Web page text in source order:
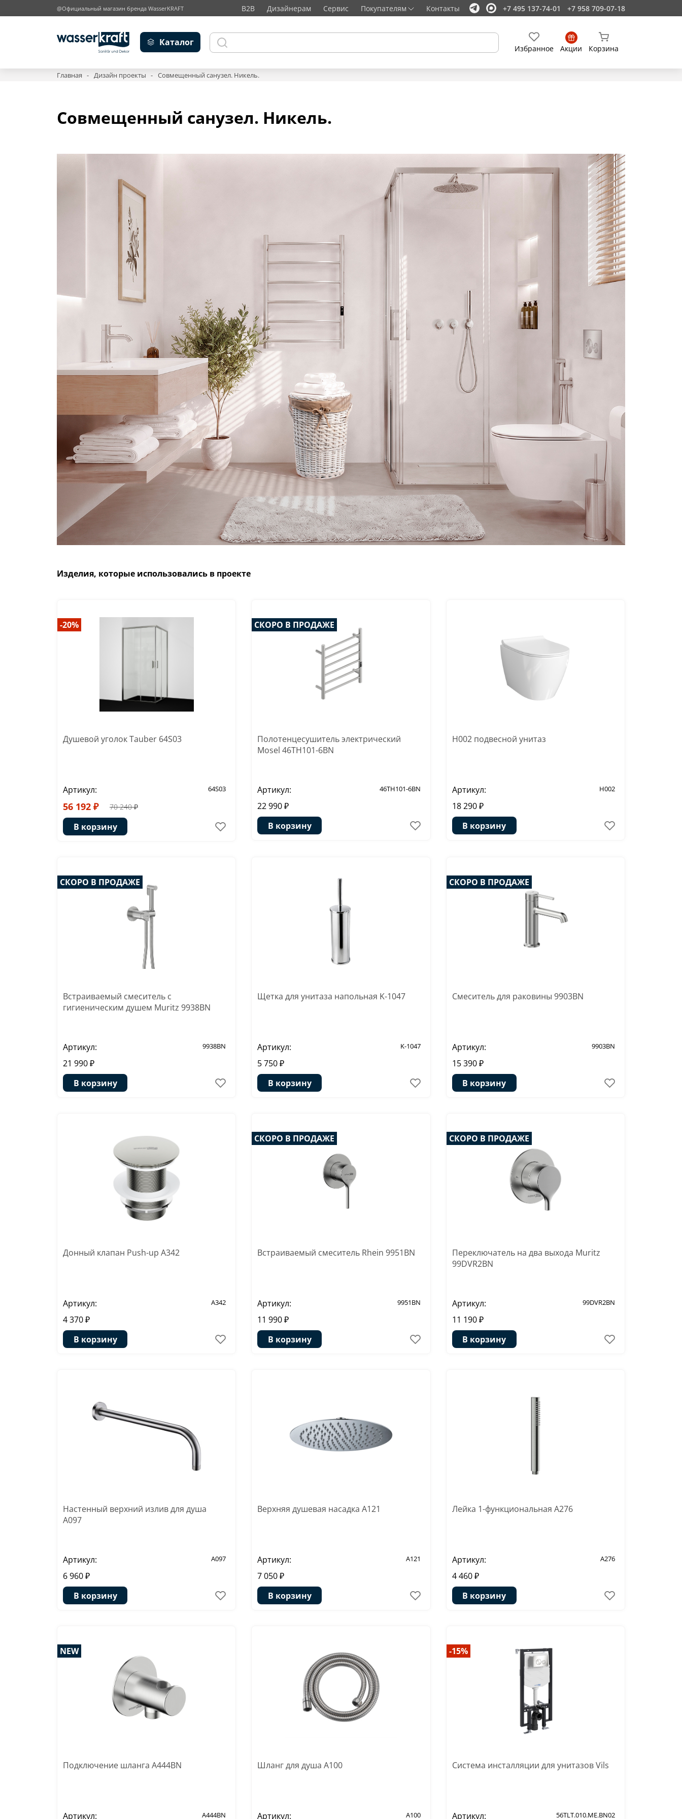
@Официальный магазин бренда WasserKRAFT B2B Дизайнерам Сервис Покупателям Контакты +7 495 137-74-01 +7 958 709-07-18
Каталог
Избранное Акции Корзина
Главная Дизайн проекты Совмещенный санузел. Никель.
Совмещенный санузел. Никель.
Изделия, которые использовались в проекте
-20%
Душевой уголок Tauber 64S03
Артикул: 64S03
56 192 ₽ 70 240 ₽
В корзину
СКОРО В ПРОДАЖЕ
Полотенцесушитель электрический
Mosel 46TH101-6BN
Артикул: 46TH101-6BN
22 990 ₽
В корзину
H002 подвесной унитаз
Артикул: H002
18 290 ₽
В корзину
СКОРО В ПРОДАЖЕ
Встраиваемый смеситель с
гигиеническим душем Muritz 9938BN
Артикул: 9938BN
21 990 ₽
В корзину
Щетка для унитаза напольная K-1047
Артикул: K-1047
5 750 ₽
В корзину
СКОРО В ПРОДАЖЕ
Смеситель для раковины 9903BN
Артикул: 9903BN
15 390 ₽
В корзину
Донный клапан Push-up A342
Артикул: A342
4 370 ₽
В корзину
СКОРО В ПРОДАЖЕ
Встраиваемый смеситель Rhein 9951BN
Артикул: 9951BN
11 990 ₽
В корзину
СКОРО В ПРОДАЖЕ
Переключатель на два выхода Muritz
99DVR2BN
Артикул: 99DVR2BN
11 190 ₽
В корзину
Настенный верхний излив для душа
A097
Артикул: A097
6 960 ₽
В корзину
Верхняя душевая насадка A121
Артикул: A121
7 050 ₽
В корзину
Лейка 1-функциональная A276
Артикул: A276
4 460 ₽
В корзину
NEW
Подключение шланга A444BN
Артикул: A444BN
Шланг для душа A100
Артикул: A100
-15%
Система инсталляции для унитазов Vils
Артикул: 56TLT.010.ME.BN02